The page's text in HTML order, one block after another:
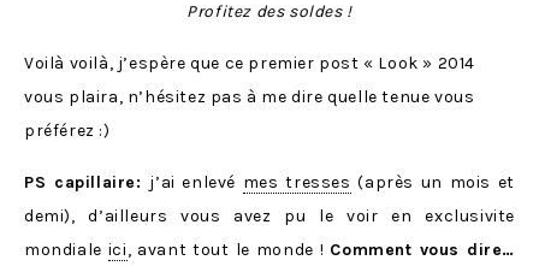
Profitez des soldes !
Voilà voilà, j’espère que ce premier post « Look » 2014
vous plaira, n’hésitez pas à me dire quelle tenue vous
préférez :)
PS capillaire: j’ai enlevé mes tresses (après un mois et
demi), d’ailleurs vous avez pu le voir en exclusivite
mondiale ici, avant tout le monde ! Comment vous dire…